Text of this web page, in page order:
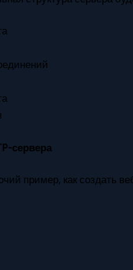
сервера
пример, как создать